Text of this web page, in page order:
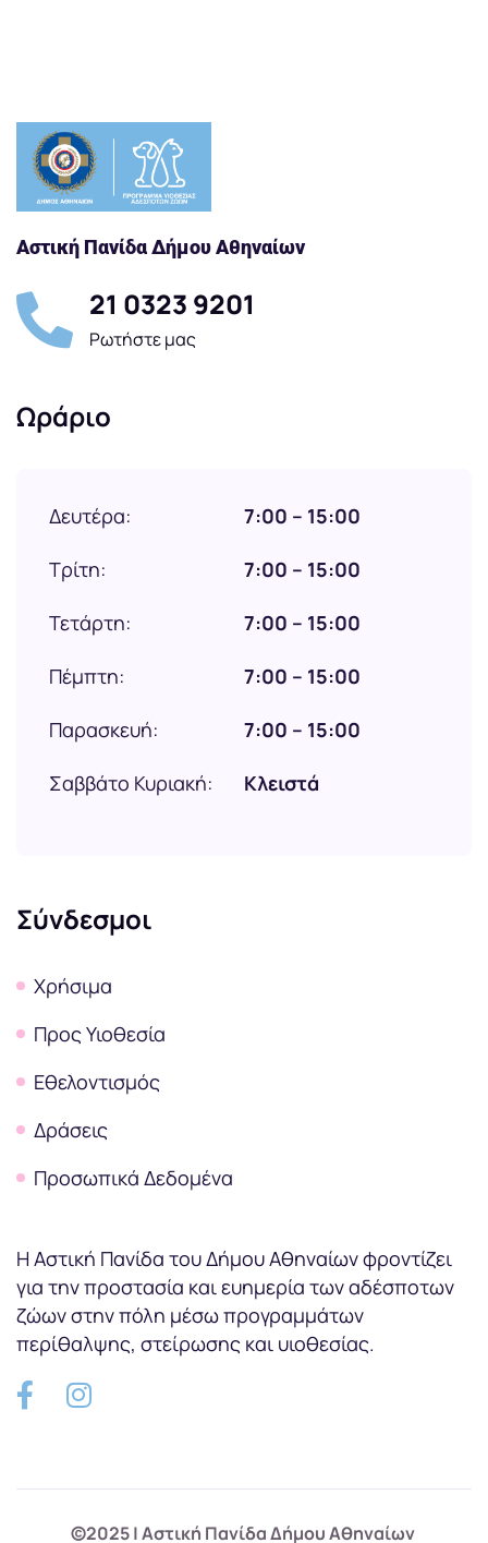
Αστική Πανίδα Δήμου Αθηναίων
21 0323 9201
Ρωτήστε μας
Ωράριο
Δευτέρα: 7:00 – 15:00
Τρίτη: 7:00 – 15:00
Τετάρτη: 7:00 – 15:00
Πέμπτη: 7:00 – 15:00
Παρασκευή: 7:00 – 15:00
Σαββάτο Κυριακή: Κλειστά
Σύνδεσμοι
Χρήσιμα
Προς Υιοθεσία
Εθελοντισμός
Δράσεις
Προσωπικά Δεδομένα
Η Αστική Πανίδα του Δήμου Αθηναίων φροντίζει
για την προστασία και ευημερία των αδέσποτων
ζώων στην πόλη μέσω προγραμμάτων
περίθαλψης, στείρωσης και υιοθεσίας.
©2025 | Αστική Πανίδα Δήμου Αθηναίων